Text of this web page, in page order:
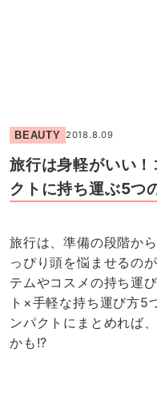
BEAUTY 2018.8.09
旅行は身軽がいい
クトに持ち運ぶ5つ
旅行は、準備の段階か
っぴり頭を悩ませるの
テムやコスメの持ち運
ト×手軽な持ち運び方5
ンパクトにまとめれば
かも!?